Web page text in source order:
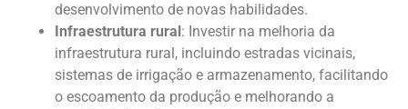
desenvolvimento de novas habilidades.
Infraestrutura rural : Investir na melhoria da
infraestrutura rural, incluindo estradas vicinais,
sistemas de irrigação e armazenamento, facilitando
o escoamento da produção e melhorando a